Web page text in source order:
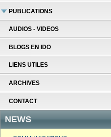
PUBLICATIONS
AUDIOS - VIDEOS
BLOGS EN IDO
LIENS UTILES
ARCHIVES
CONTACT
NEWS